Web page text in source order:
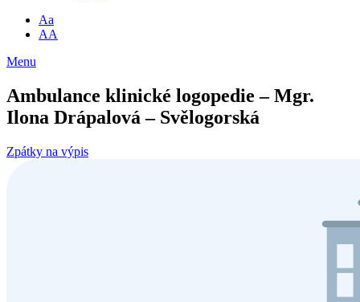
Aa
AA
Menu
Ambulance klinické logopedie – Mgr.
Ilona Drápalová – Svělogorská
Zpátky na výpis